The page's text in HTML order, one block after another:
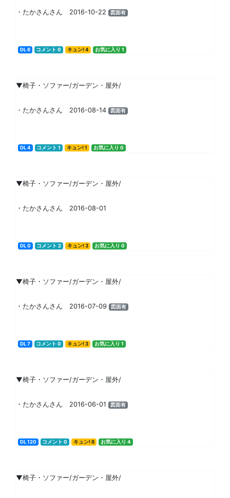
・たかさんさん 2016-10-22 図面有
DL 6 コメント 0 キュン! 4 お気に入り 1
▼椅子・ソファー/ガーデン・屋外/
・たかさんさん 2016-08-14 図面有
DL 4 コメント 1 キュン! 1 お気に入り 0
▼椅子・ソファー/ガーデン・屋外/
・たかさんさん 2016-08-01
DL 0 コメント 2 キュン! 3 お気に入り 0
▼椅子・ソファー/ガーデン・屋外/
・たかさんさん 2016-07-09 図面有
DL 7 コメント 0 キュン! 3 お気に入り 1
▼椅子・ソファー/ガーデン・屋外/
・たかさんさん 2016-06-01 図面有
DL 120 コメント 0 キュン! 8 お気に入り 4
▼椅子・ソファー/ガーデン・屋外/